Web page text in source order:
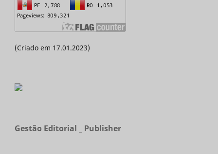
(Criado em 17.01.2023)
Gestão Editorial _ Publisher